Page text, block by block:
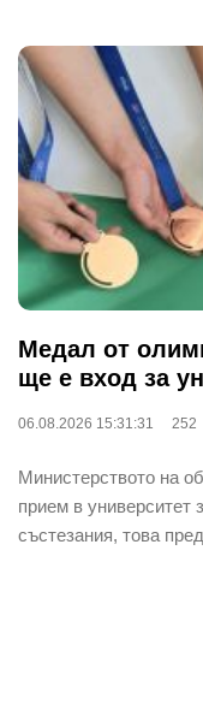
Медал от
ще е вход за
06.08.2026 15:31:31 252
Министерството на
прием в университет
състезания, това